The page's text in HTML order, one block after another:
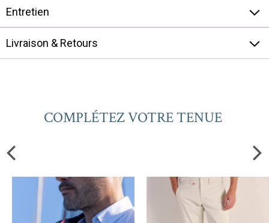
Entretien
Livraison & Retours
COMPLÉTEZ VOTRE TENUE